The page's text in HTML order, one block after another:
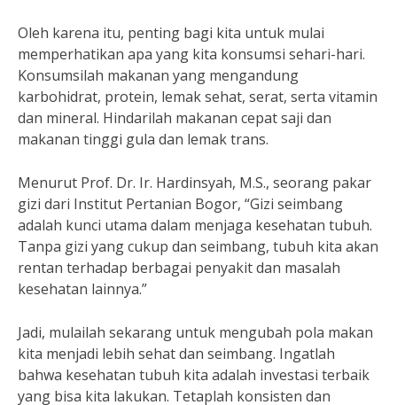
Oleh karena itu, penting bagi kita untuk mulai
memperhatikan apa yang kita konsumsi sehari-hari.
Konsumsilah makanan yang mengandung
karbohidrat, protein, lemak sehat, serat, serta vitamin
dan mineral. Hindarilah makanan cepat saji dan
makanan tinggi gula dan lemak trans.
Menurut Prof. Dr. Ir. Hardinsyah, M.S., seorang pakar
gizi dari Institut Pertanian Bogor, “Gizi seimbang
adalah kunci utama dalam menjaga kesehatan tubuh.
Tanpa gizi yang cukup dan seimbang, tubuh kita akan
rentan terhadap berbagai penyakit dan masalah
kesehatan lainnya.”
Jadi, mulailah sekarang untuk mengubah pola makan
kita menjadi lebih sehat dan seimbang. Ingatlah
bahwa kesehatan tubuh kita adalah investasi terbaik
yang bisa kita lakukan. Tetaplah konsisten dan